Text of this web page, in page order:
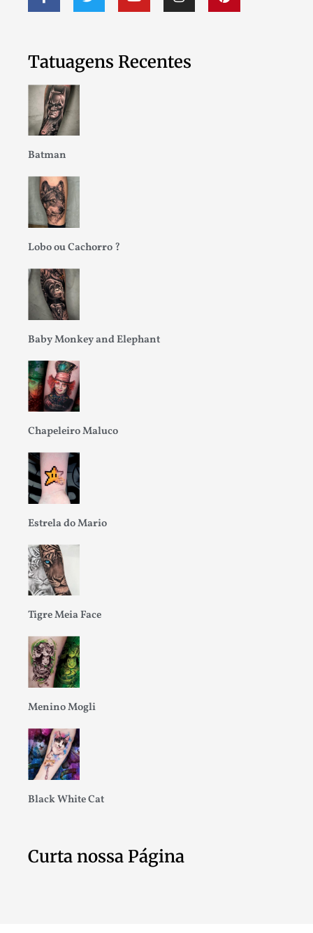
Tatuagens Recentes
Batman
Lobo ou Cachorro ?
Baby Monkey and Elephant
Chapeleiro Maluco
Estrela do Mario
Tigre Meia Face
Menino Mogli
Black White Cat
Curta nossa Página